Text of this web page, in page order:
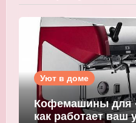
Уют в доме
Кофемашины для
как работает ваш